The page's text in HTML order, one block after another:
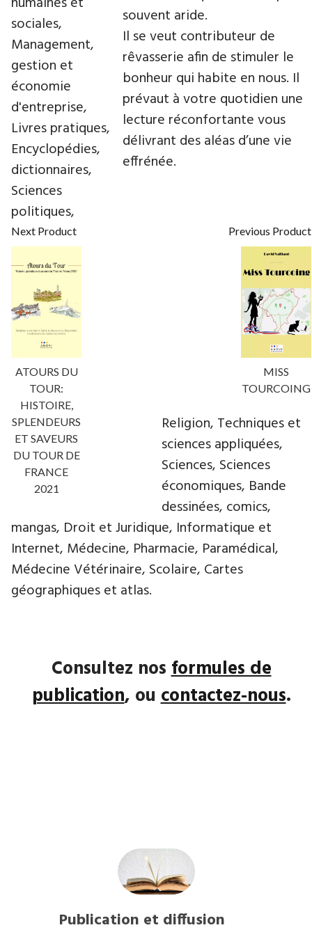
souvent aride.
Il se veut contributeur de
rêvasserie afin de stimuler le
bonheur qui habite en nous. Il
prévaut à votre quotidien une
lecture réconfortante vous
délivrant des aléas d’une vie
effrénée.
Next Product
ATOURS DU
TOUR:
HISTOIRE,
SPLENDEURS
ET SAVEURS
DU TOUR DE
FRANCE
2021
Previous Product
MISS
TOURCOING
sociales,
Management,
gestion et
économie
d'entreprise,
Livres pratiques,
Encyclopédies,
dictionnaires,
Sciences
politiques,
Religion, Techniques et
sciences appliquées,
Sciences, Sciences
économiques, Bande
dessinées, comics,
mangas, Droit et Juridique, Informatique et
Internet, Médecine, Pharmacie, Paramédical,
Médecine Vétérinaire, Scolaire, Cartes
géographiques et atlas.
Consultez nosformules de
publication, oucontactez-nous.
Publication et diffusion